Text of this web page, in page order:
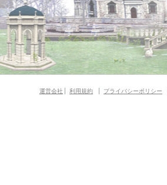
運営会社 利用規約 プライバシーポリシー